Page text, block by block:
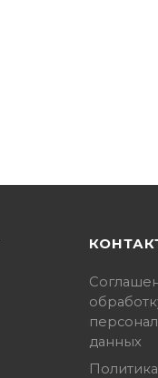
данных